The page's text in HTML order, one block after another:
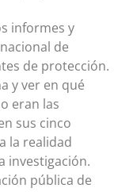
informes y
de
de protección.
y ver en qué
eran las
sus cinco
la realidad
investigación.
pública de